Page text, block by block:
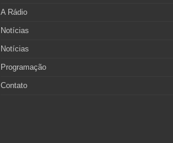
A Rádio
Notícias
Notícias
Programação
Contato